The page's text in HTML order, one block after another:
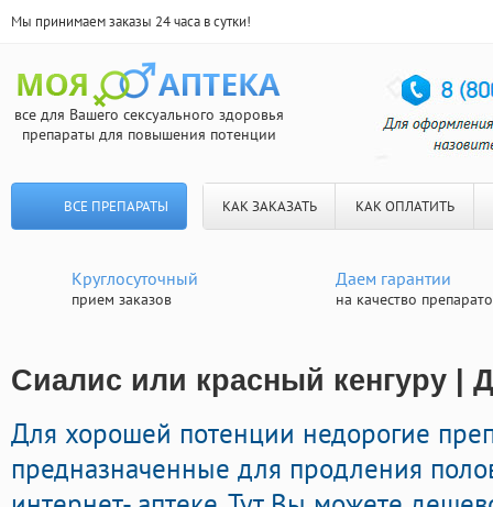
Мы принимаем заказы 24 часа в сутки!
все для Вашего сексуального здоровья
препараты для повышения потенции
ВСЕ ПРЕПАРАТЫ КАК ЗАКАЗАТЬ КАК ОПЛАТИТЬ
Круглосуточный
прием заказов
Даем гарантии
на качество
Сиалис или красный кенгуру |
Для хорошей потенции недорогие
предназначенные для продления